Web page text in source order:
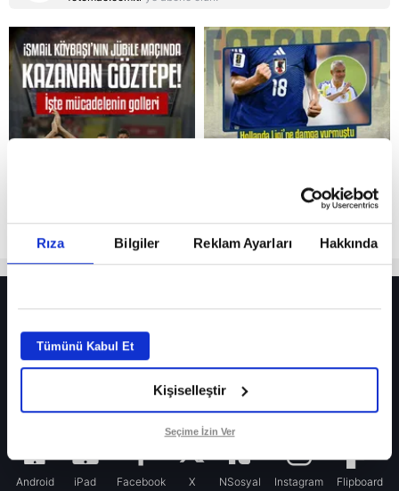
Rıza Bilgiler Reklam Ayarları Hakkında
Tümünü Kabul Et
Kişiselleştir
Seçime İzin Ver
Reddet
Fenerbahçe’de sürpriz ayrılık ihtimali! Devre arasında gelmişti
Fenerbahçe’nin yeni transferi Mason Greenwood için olay sözler!
Galatasaray’da rota yeniden Thiago Almada!
Android iPad Facebook X NSosyal Instagram Flipboard